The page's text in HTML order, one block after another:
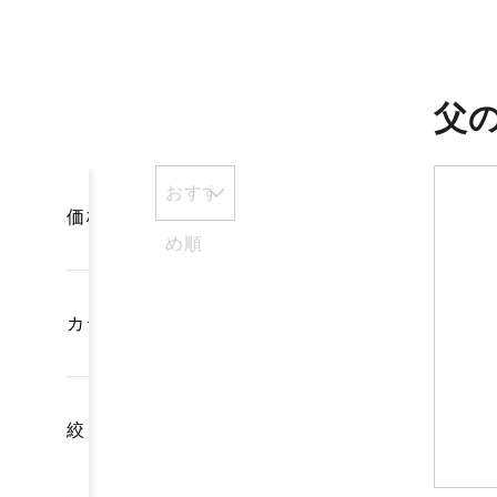
父
おすす
め順
価格
カテゴリー
絞り込み